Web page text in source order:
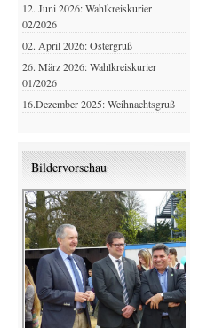
12. Juni 2026: Wahlkreiskurier
02/2026
02. April 2026: Ostergruß
26. März 2026: Wahlkreiskurier
01/2026
16.Dezember 2025: Weihnachtsgruß
Bildervorschau